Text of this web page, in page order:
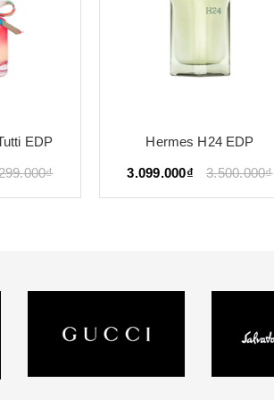
EDP Hermes H24 EDT
2.699.000₫ 3.000.000₫